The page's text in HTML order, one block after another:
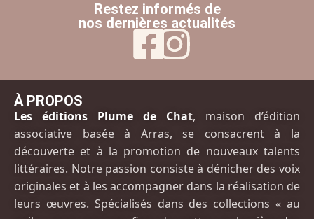
Restez informés de
nos dernières actualités
À PROPOS
Les éditions Plume de Chat, maison d’édition
associative basée à Arras, se consacrent à la
découverte et à la promotion de nouveaux talents
littéraires. Notre passion consiste à dénicher des voix
originales et à les accompagner dans la réalisation de
leurs œuvres. Spécialisés dans des collections « au